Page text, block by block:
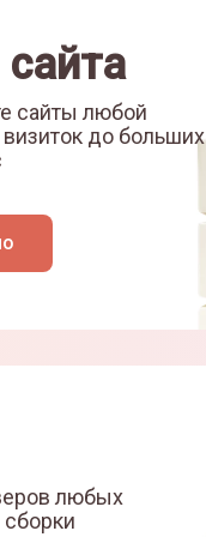
сайты любой
до больших
любых